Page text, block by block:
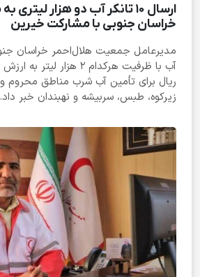
ارسال ۱۰ تانکر آب دو هزار
خراسان جنوبی با مشارکت خیرین
آب با ظرفیت هرکدام ۲ هزار
ریال برای تأمین آب شرب مناطق محروم
زیرکوه، طبس، سربیشه و نهبندان خبر داد.